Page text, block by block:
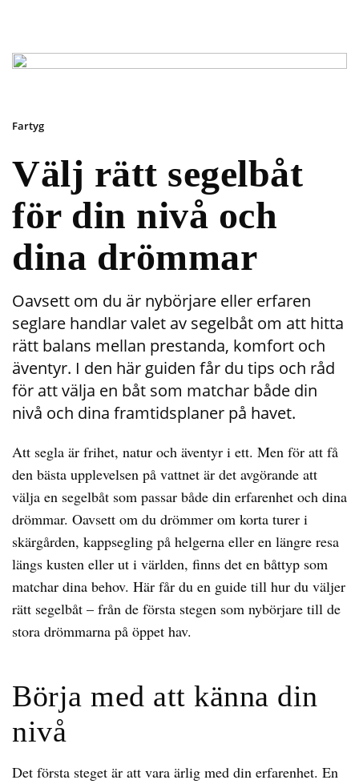
Välj rätt segelbåt
för din nivå och
dina drömmar
Fartyg
Oavsett om du är nybörjare eller erfaren
seglare handlar valet av segelbåt om att hitta
rätt balans mellan prestanda, komfort och
äventyr. I den här guiden får du tips och råd
för att välja en båt som matchar både din
nivå och dina framtidsplaner på havet.
Att segla är frihet, natur och äventyr i ett. Men för att få
den bästa upplevelsen på vattnet är det avgörande att
välja en segelbåt som passar både din erfarenhet och dina
drömmar. Oavsett om du drömmer om korta turer i
skärgården, kappsegling på helgerna eller en längre resa
längs kusten eller ut i världen, finns det en båttyp som
matchar dina behov. Här får du en guide till hur du väljer
rätt segelbåt – från de första stegen som nybörjare till de
stora drömmarna på öppet hav.
Börja med att känna din
nivå
Det första steget är att vara ärlig med din erfarenhet. En